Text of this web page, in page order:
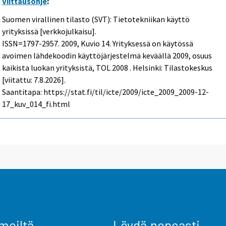
Suomen virallinen tilasto (SVT): Tietotekniikan käyttö
yrityksissä [verkkojulkaisu].
ISSN=1797-2957. 2009, Kuvio 14. Yrityksessä on käytössä
avoimen lähdekoodin käyttöjärjestelmä keväällä 2009, osuus
kaikista luokan yrityksistä, TOL 2008 . Helsinki: Tilastokeskus
[viitattu: 7.8.2026].
Saantitapa: https://stat.fi/til/icte/2009/icte_2009_2009-12-
17_kuv_014_fi.html